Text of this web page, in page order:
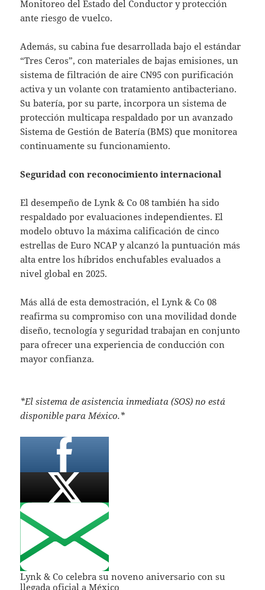
Monitoreo del Estado del Conductor y protección
ante riesgo de vuelco.
Además, su cabina fue desarrollada bajo el estándar
“Tres Ceros”, con materiales de bajas emisiones, un
sistema de filtración de aire CN95 con purificación
activa y un volante con tratamiento antibacteriano.
Su batería, por su parte, incorpora un sistema de
protección multicapa respaldado por un avanzado
Sistema de Gestión de Batería (BMS) que monitorea
continuamente su funcionamiento.
Seguridad con reconocimiento internacional
El desempeño de Lynk & Co 08 también ha sido
respaldado por evaluaciones independientes. El
modelo obtuvo la máxima calificación de cinco
estrellas de Euro NCAP y alcanzó la puntuación más
alta entre los híbridos enchufables evaluados a
nivel global en 2025.
Más allá de esta demostración, el Lynk & Co 08
reafirma su compromiso con una movilidad donde
diseño, tecnología y seguridad trabajan en conjunto
para ofrecer una experiencia de conducción con
mayor confianza.
*El sistema de asistencia inmediata (SOS) no está
disponible para México.*
Lynk & Co celebra su noveno aniversario con su
llegada oficial a México